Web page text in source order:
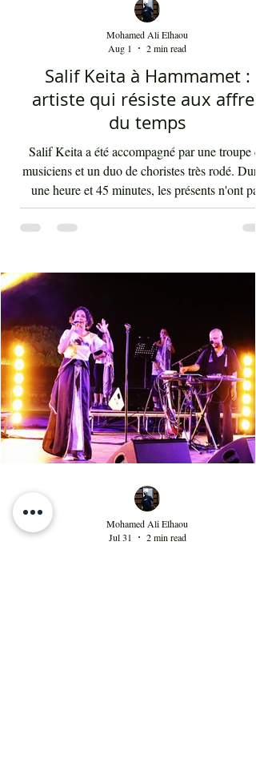
Salif Keita à Hammamet :
artiste qui résiste aux affres
du temps
Salif Keita a été accompagné par une troupe
musiciens et un duo de choristes très rodé.
enflammés de cette musique malienne portant
elle la force et l'énergie de l'Afrique. La voix
Salif Keita est d'une vigueur inouïe, ses cris
les clameurs de l'homme éternel pour une vie
terre bien meilleure. Salif Keita, sur scène,
non seulement le cœur de son aud
Mohamed Ali Elhaou
Aug 1
2 min read